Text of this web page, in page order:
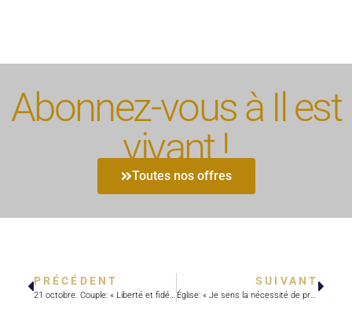
Abonnez-vous à Il est
vivant !
Toutes nos offres
PRÉCÉDENT
21 octobre. Couple: « Liberté et fidélité ne s’opposent pas. »
SUIVANT
Église: « Je sens la nécessité de progresser dans une “décentralisation” salutaire »